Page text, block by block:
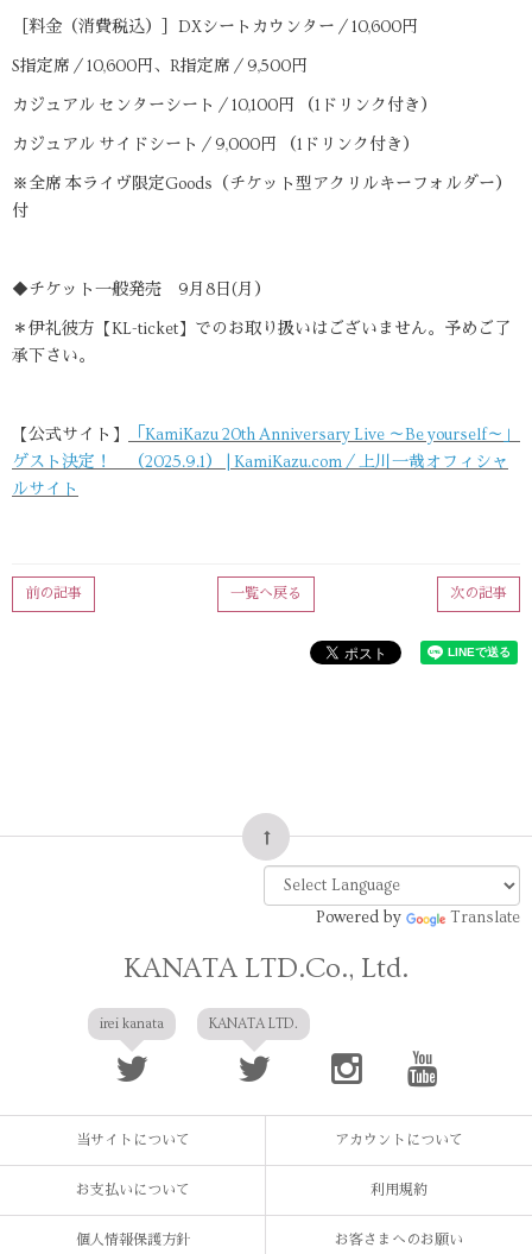
［料金（消費税込）］DXシートカウンター／10,600円
S指定席／10,600円、R指定席／9,500円
カジュアル センターシート／10,100円 （1ドリンク付き）
カジュアル サイドシート／9,000円 （1ドリンク付き）
※全席 本ライヴ限定Goods（チケット型アクリルキーフォルダー）
付
◆チケット一般発売 9月8日(月）
＊伊礼彼方【KL-ticket】でのお取り扱いはございません。予めご了
承下さい。
【公式サイト】
「KamiKazu 20th Anniversary Live ～Be yourself～」
ゲスト決定！ （2025.9.1） | KamiKazu.com／上川一哉オフィシャ
ルサイト
次の記事
一覧へ戻る
前の記事
Powered by Translate
KANATA LTD.Co., Ltd.
irei kanata KANATA LTD.
当サイトについて アカウントについて
お支払いについて 利用規約
個人情報保護方針 お客さまへのお願い